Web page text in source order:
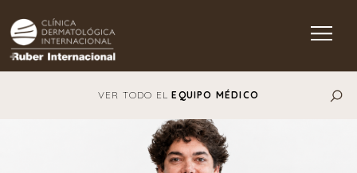
Main Navigation
VER TODO ELEQUIPO MÉDICO